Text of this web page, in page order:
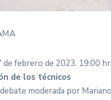
de febrero de 2023. 19:00
de los técnicos
moderada por